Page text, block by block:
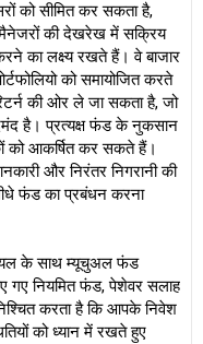
को सीमित कर सकता है,
की देखरेख में सक्रिय
का लक्ष्य रखते हैं। वे बाजार
को समायोजित करते
की ओर ले जा सकता है, जो
है। प्रत्यक्ष फंड के नुकसान
को आकर्षित कर सकते हैं।
और निरंतर निगरानी की
फंड का प्रबंधन करना
के साथ म्यूचुअल फंड
गए नियमित फंड, पेशेवर सलाह
करता है कि आपके निवेश
को ध्यान में रखते हुए